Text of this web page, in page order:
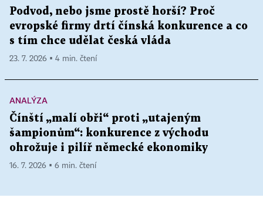
Podvod, nebo jsme prostě horší? Proč
evropské firmy drtí čínská konkurence a co
s tím chce udělat česká vláda
23. 7. 2026 ▪ 4 min. čtení
ANALÝZA
Čínští „malí obři“ proti „utajeným
šampionům“: konkurence z východu
ohrožuje i pilíř německé ekonomiky
16. 7. 2026 ▪ 6 min. čtení